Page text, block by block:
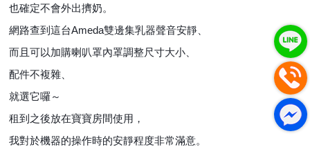
也確定不會外出擠奶。
網路查到這台Ameda雙邊集乳器聲音安靜、
而且可以加購喇叭罩內罩調整尺寸大小、
配件不複雜、
就選它囉～
租到之後放在寶寶房間使用，
我對於機器的操作時的安靜程度非常滿意。